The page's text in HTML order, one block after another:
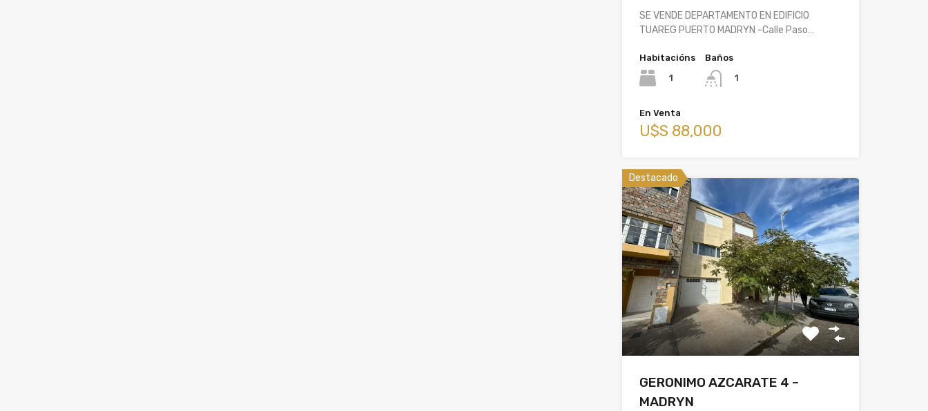
SE VENDE DEPARTAMENTO EN EDIFICIO
TUAREG PUERTO MADRYN -Calle Paso…
Habitacións
1
Baños
1
En Venta
U$S 88,000
Destacado
GERONIMO AZCARATE 4 –
MADRYN